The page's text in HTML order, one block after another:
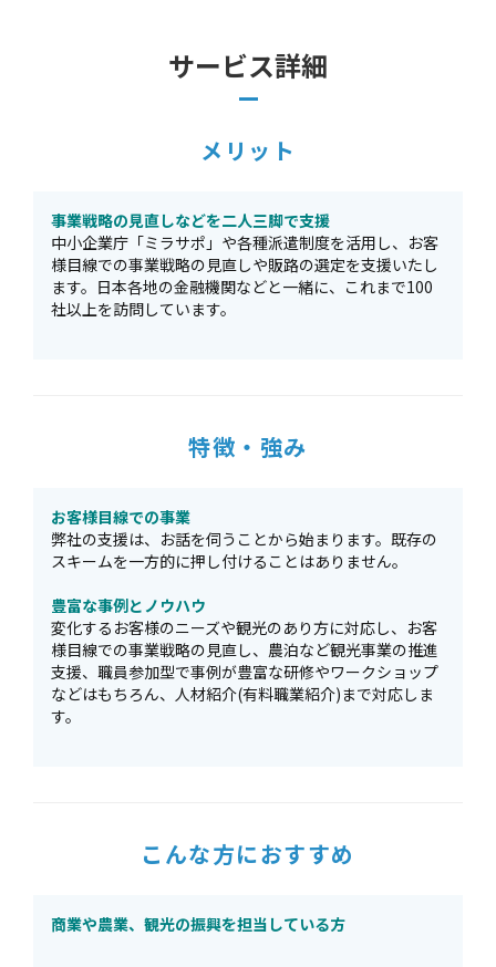
サービス詳細
メリット
事業戦略の見直しなどを二人三脚で支援
中小企業庁「ミラサポ」や各種派遣制度を活用し、お客
様目線での事業戦略の見直しや販路の選定を支援いたし
ます。日本各地の金融機関などと一緒に、これまで100
社以上を訪問しています。
特徴・強み
お客様目線での事業
弊社の支援は、お話を伺うことから始まります。既存の
スキームを一方的に押し付けることはありません。
豊富な事例とノウハウ
変化するお客様のニーズや観光のあり方に対応し、お客
様目線での事業戦略の見直し、農泊など観光事業の推進
支援、職員参加型で事例が豊富な研修やワークショップ
などはもちろん、人材紹介(有料職業紹介)まで対応しま
す。
こんな方におすすめ
商業や農業、観光の振興を担当している方